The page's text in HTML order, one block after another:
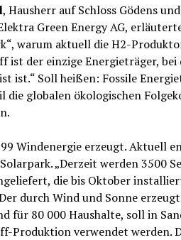
, Hausherr auf Schloss Gödens und
Green Energy AG,
warum aktuell die H2-
ist der einzige Energieträger, bei
ist.“ Soll heißen: Fossile
die globalen ökologischen
Windenergie erzeugt. Aktuell
„Derzeit werden 3500
die bis Oktober
durch Wind und Sonne
für 80 000 Haushalte, soll in
Produktion verwendet werden.